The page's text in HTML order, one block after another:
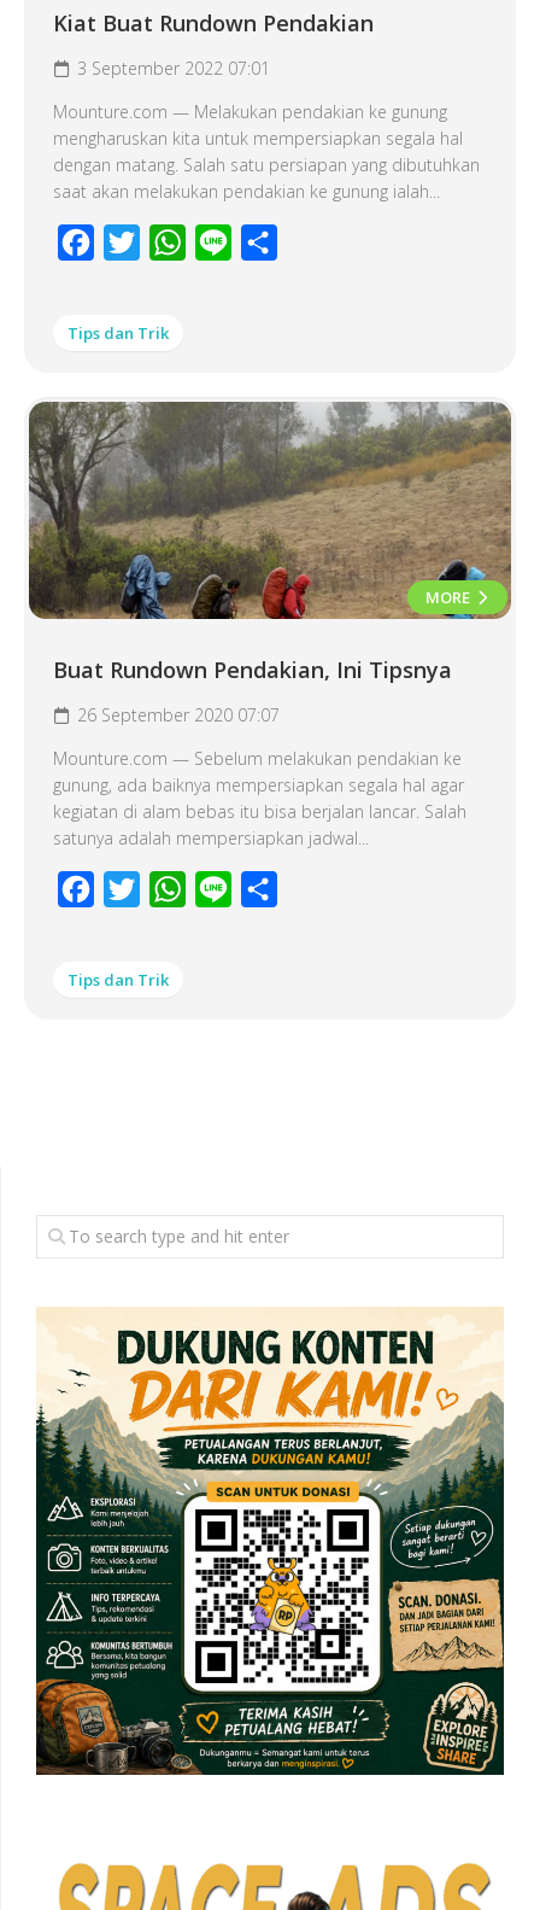
Kiat Buat Rundown Pendakian
3 September 2022 07:01
Mounture.com — Melakukan pendakian ke gunung
mengharuskan kita untuk mempersiapkan segala hal
dengan matang. Salah satu persiapan yang dibutuhkan
saat akan melakukan pendakian ke gunung ialah...
Facebook
Twitter WhatsApp
Line
Tips dan Trik
MORE
Buat Rundown Pendakian, Ini Tipsnya
26 September 2020 07:07
Mounture.com — Sebelum melakukan pendakian ke
gunung, ada baiknya mempersiapkan segala hal agar
kegiatan di alam bebas itu bisa berjalan lancar. Salah
satunya adalah mempersiapkan jadwal...
Facebook
Twitter WhatsApp
Line
Tips dan Trik